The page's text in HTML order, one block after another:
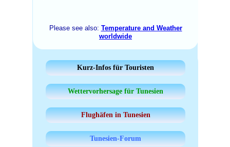
Please see also: Temperature and Weather
worldwide
Kurz-Infos für Touristen
Wettervorhersage für Tunesien
Flughäfen in Tunesien
Tunesien-Forum